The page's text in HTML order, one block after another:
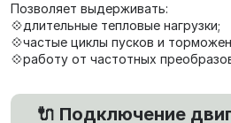
Позволяет выдерживать:
💠длительные тепловые нагрузки;
💠частые циклы пусков и
💠работу от частотных
🔌 Подключение